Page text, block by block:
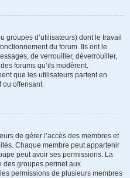
groupes d’utilisateurs) dont le travail
du forum. Ils ont le
de verrouiller, déverrouiller,
forums qu’ils modèrent.
que les utilisateurs partent en
offensant.
de gérer l’accès des membres et
Chaque membre peut appartenir
peut avoir ses permissions. La
des groupes permet aux
permissions de plusieurs membres